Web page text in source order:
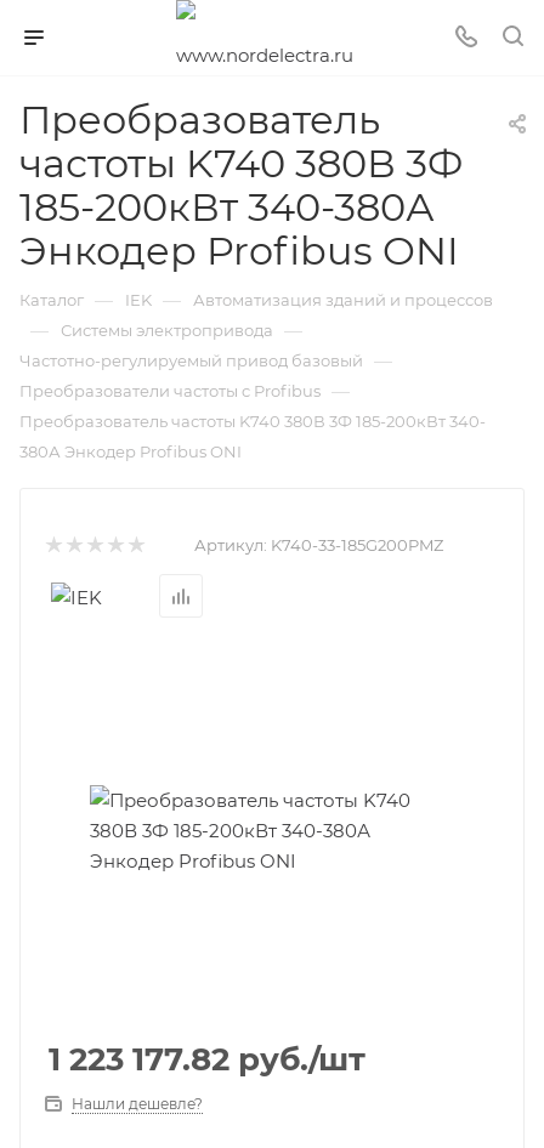
Преобразователь
частоты K740 380В 3Ф
185-200кВт 340-380А
Энкодер Profibus ONI
Каталог — IEK — Автоматизация зданий и процессов
— Системы электропривода —
Частотно-регулируемый привод базовый —
Преобразователи частоты c Profibus —
Преобразователь частоты K740 380В 3Ф 185-200кВт 340-
380А Энкодер Profibus ONI
Артикул: K740-33-185G200PMZ
1 223 177.82 руб./шт
Нашли дешевле?